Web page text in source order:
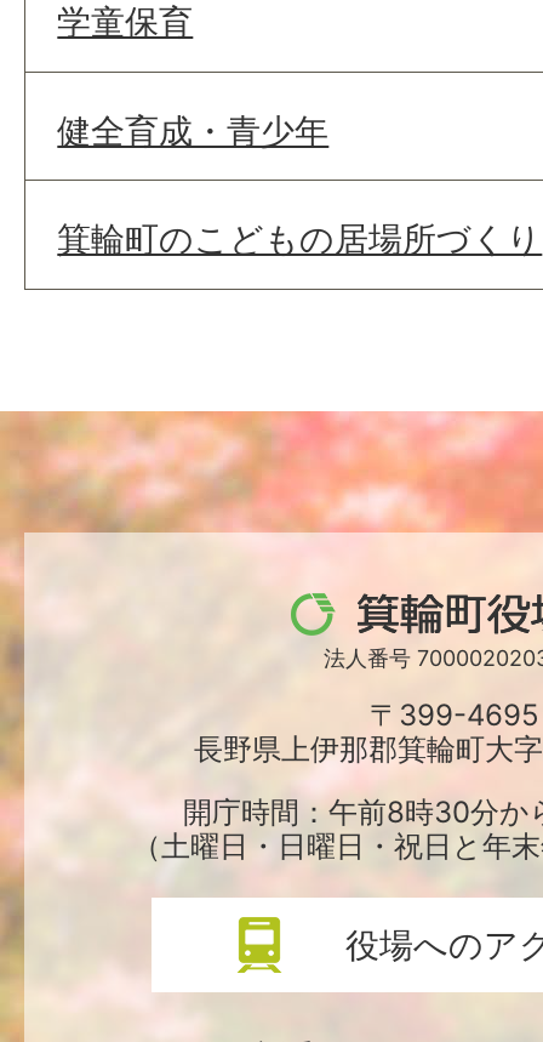
学童保育
健全育成・青少年
箕輪町のこどもの居場所づくり
箕
輪
役
場
法人番号
〒399-4695
長野県上伊那郡箕輪町大
開庁時間：午前8時30分か
（土曜日・日曜日・祝日と年
役場へのア